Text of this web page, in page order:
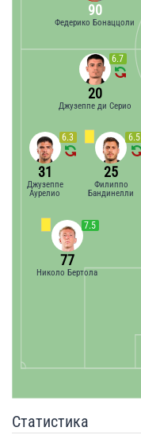
90
Федерико Бонаццоли
7.5
77
Николо Бертола
6.3
31
Джузеппе
Аурелио
6.5
25
Филиппо
Бандинелли
6.7
20
Джузеппе ди Серио
Статистика